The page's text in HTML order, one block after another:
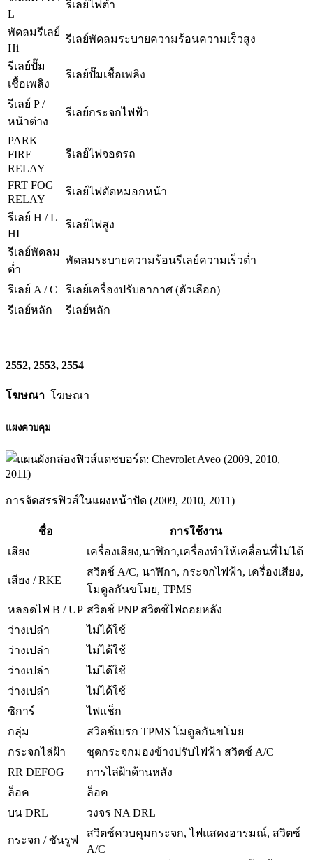
L
รีเลย์ไฟต่ำ
พัดลมรีเลย์
Hi
รีเลย์พัดลมระบายความร้อนความเร็วสูง
รีเลย์ปั๊ม
เชื้อเพลิง
รีเลย์ปั๊มเชื้อเพลิง
รีเลย์ P /
หน้าต่าง
รีเลย์กระจกไฟฟ้า
PARK
FIRE
RELAY
รีเลย์ไฟจอดรถ
FRT FOG
RELAY
รีเลย์ไฟตัดหมอกหน้า
รีเลย์ H / L
HI
รีเลย์ไฟสูง
รีเลย์พัดลม
ต่ำ
พัดลมระบายความร้อนรีเลย์ความเร็วต่ำ
รีเลย์ A / C
รีเลย์เครื่องปรับอากาศ (ตัวเลือก)
รีเลย์หลัก
รีเลย์หลัก
2552, 2553, 2554
โฆษณา โฆษณา
แผงควบคุม
การจัดสรรฟิวส์ในแผงหน้าปัด (2009, 2010, 2011)
ชื่อ
การใช้งาน
เสียง
เครื่องเสียง,นาฬิกา,เครื่องทำให้เคลื่อนที่ไม่ได้
เสียง / RKE
สวิตช์ A/C, นาฬิกา, กระจกไฟฟ้า, เครื่องเสียง,
โมดูลกันขโมย, TPMS
หลอดไฟ B / UP สวิตช์ PNP สวิตช์ไฟถอยหลัง
ว่างเปล่า
ไม่ได้ใช้
ว่างเปล่า
ไม่ได้ใช้
ว่างเปล่า
ไม่ได้ใช้
ว่างเปล่า
ไม่ได้ใช้
ซิการ์
ไฟแช็ก
กลุ่ม
สวิตช์เบรก TPMS โมดูลกันขโมย
กระจกไล่ฝ้า
ชุดกระจกมองข้างปรับไฟฟ้า สวิตช์ A/C
RR DEFOG
การไล่ฝ้าด้านหลัง
ล็อค
ล็อค
บน DRL
วงจร NA DRL
กระจก / ซันรูฟ
สวิตซ์ควบคุมกระจก, ไฟแสดงอารมณ์, สวิตซ์
A/C